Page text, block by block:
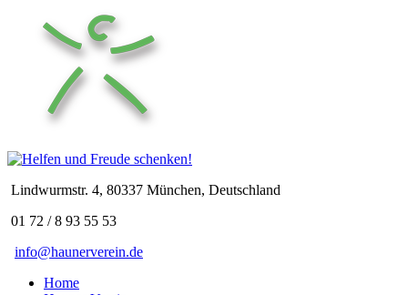
Lindwurmstr. 4, 80337 München, Deutschland
01 72 / 8 93 55 53
info@haunerverein.de
Home